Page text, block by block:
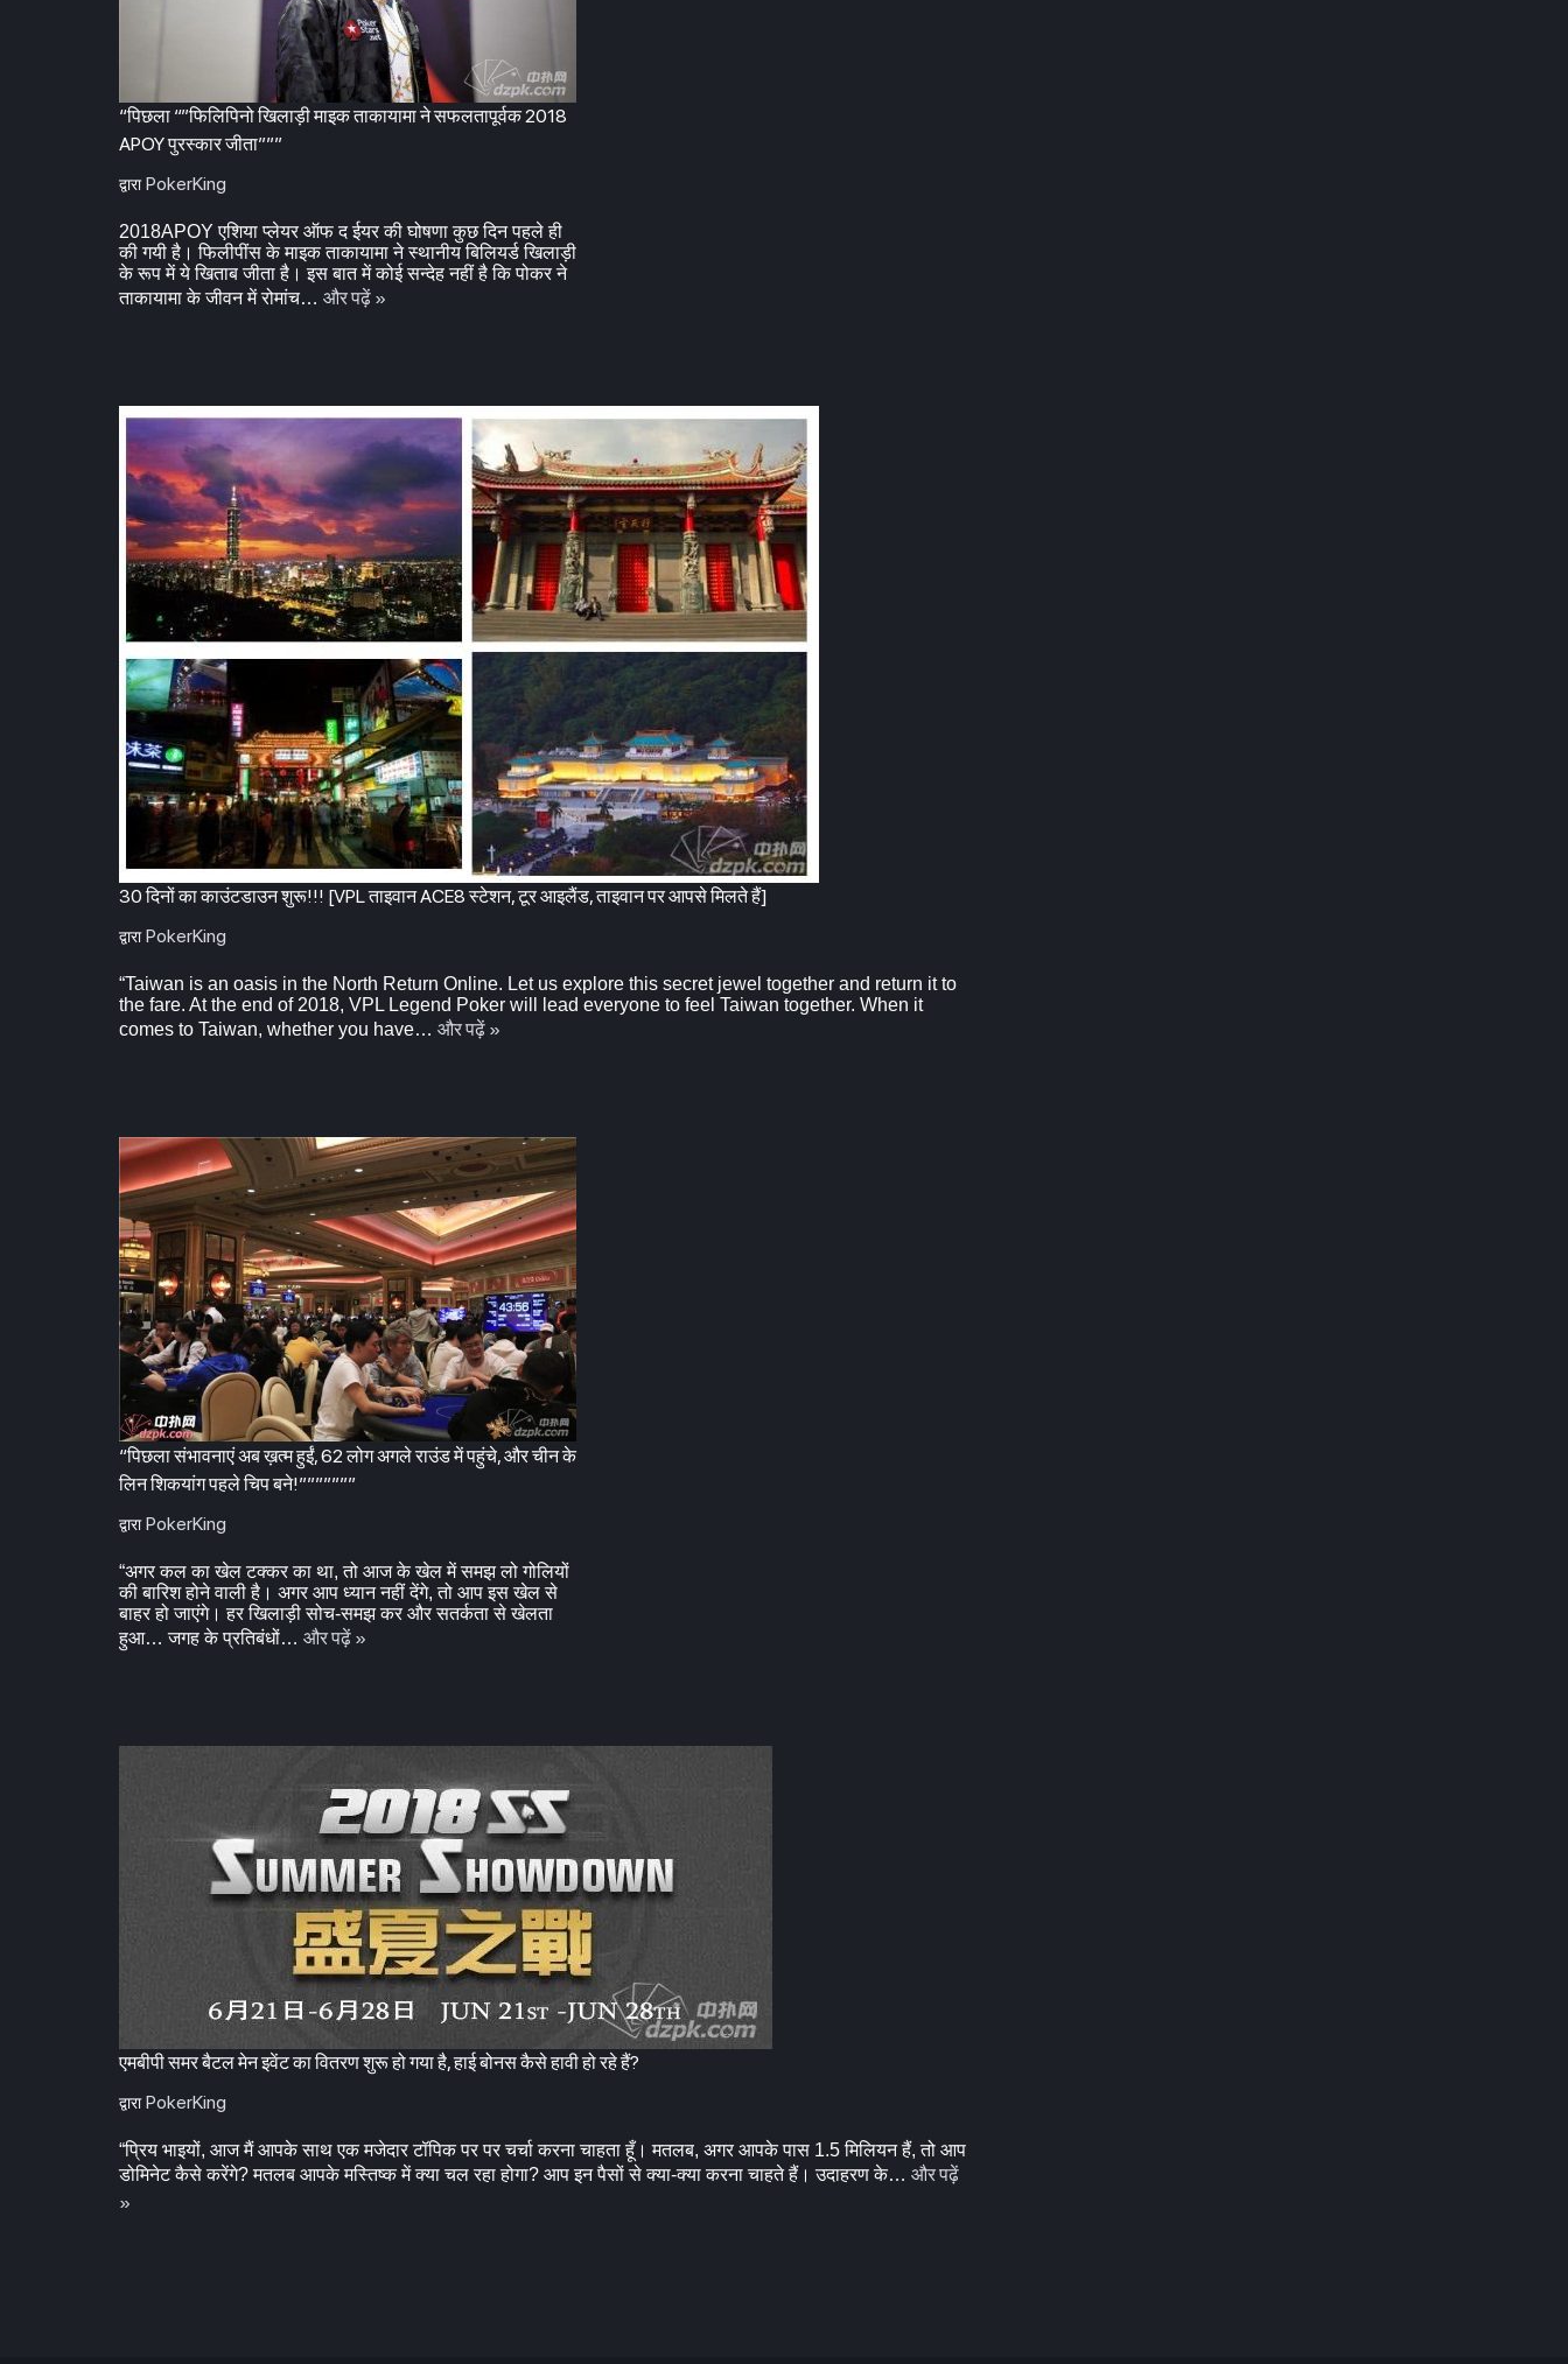
“पिछला “”फिलिपिनो खिलाड़ी माइक ताकायामा ने सफलतापूर्वक 2018
APOY पुरस्कार जीता”””
द्वाराPokerKing
2018APOY एशिया प्लेयर ऑफ द ईयर की घोषणा कुछ दिन पहले ही
की गयी है। फिलीपींस के माइक ताकायामा ने स्थानीय बिलियर्ड खिलाड़ी
के रूप में ये खिताब जीता है। इस बात में कोई सन्देह नहीं है कि पोकर ने
ताकायामा के जीवन में रोमांच… और पढ़ें »
30 दिनों का काउंटडाउन शुरू!!! [VPL ताइवान ACE8 स्टेशन, टूर आइलैंड, ताइवान पर आपसे मिलते हैं]
द्वाराPokerKing
“Taiwan is an oasis in the North Return Online. Let us explore this secret jewel together and return it to
the fare. At the end of 2018, VPL Legend Poker will lead everyone to feel Taiwan together. When it
comes to Taiwan, whether you have… और पढ़ें »
“पिछला संभावनाएं अब ख़त्म हुईं, 62 लोग अगले राउंड में पहुंचे, और चीन के
लिन शिकयांग पहले चिप बने!”””””””
द्वाराPokerKing
“अगर कल का खेल टक्कर का था, तो आज के खेल में समझ लो गोलियों
की बारिश होने वाली है। अगर आप ध्यान नहीं देंगे, तो आप इस खेल से
बाहर हो जाएंगे। हर खिलाड़ी सोच-समझ कर और सतर्कता से खेलता
हुआ… जगह के प्रतिबंधों… और पढ़ें »
एमबीपी समर बैटल मेन इवेंट का वितरण शुरू हो गया है, हाई बोनस कैसे हावी हो रहे हैं?
द्वाराPokerKing
“प्रिय भाइयों, आज मैं आपके साथ एक मजेदार टॉपिक पर पर चर्चा करना चाहता हूँ। मतलब, अगर आपके पास 1.5 मिलियन हैं, तो आप
डोमिनेट कैसे करेंगे? मतलब आपके मस्तिष्क में क्या चल रहा होगा? आप इन पैसों से क्या-क्या करना चाहते हैं। उदाहरण के… और पढ़ें
»